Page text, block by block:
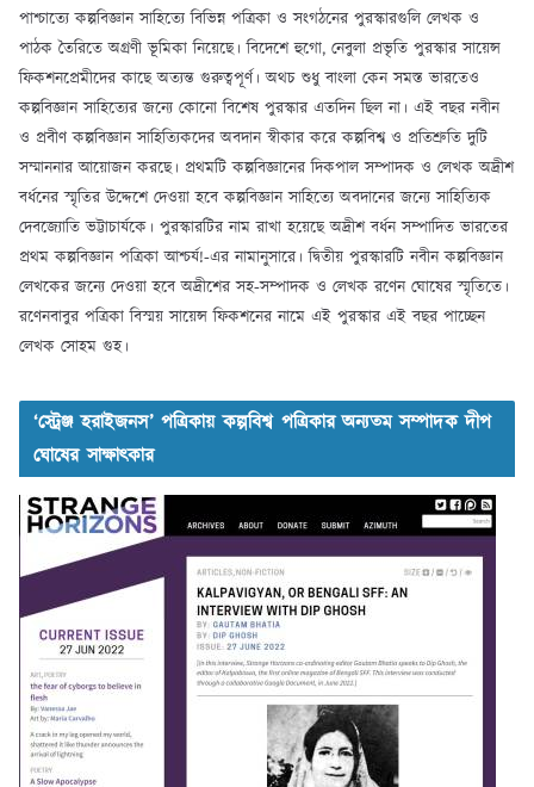
পাশ্চাত্যে কল্পবিজ্ঞান সাহিত্যে বিভিন্ন পত্রিকা ও সংগঠনের পুরস্কারগুলি লেখক ও
পাঠক তৈরিতে অগ্রণী ভূমিকা নিয়েছে। বিদেশে হুগো, নেবুলা প্রভৃতি পুরস্কার সায়েন্স
ফিকশনপ্রেমীদের কাছে অত্যন্ত গুরুত্বপূর্ণ। অথচ শুধু বাংলা কেন সমস্ত ভারতেও
কল্পবিজ্ঞান সাহিত্যের জন্যে কোনো বিশেষ পুরস্কার এতদিন ছিল না। এই বছর নবীন
ও প্রবীণ কল্পবিজ্ঞান সাহিত্যিকদের অবদান স্বীকার করে কল্পবিশ্ব ও প্রতিশ্রুতি দুটি
সম্মাননার আয়োজন করছে। প্রথমটি কল্পবিজ্ঞানের দিকপাল সম্পাদক ও লেখক অদ্রীশ
বর্ধনের স্মৃতির উদ্দেশে দেওয়া হবে কল্পবিজ্ঞান সাহিত্যে অবদানের জন্যে সাহিত্যিক
দেবজ্যোতি ভট্টাচার্যকে। পুরস্কারটির নাম রাখা হয়েছে অদ্রীশ বর্ধন সম্পাদিত ভারতের
প্রথম কল্পবিজ্ঞান পত্রিকা আশ্চর্য!-এর নামানুসারে। দ্বিতীয় পুরস্কারটি নবীন কল্পবিজ্ঞান
লেখকের জন্যে দেওয়া হবে অদ্রীশের সহ-সম্পাদক ও লেখক রণেন ঘোষের স্মৃতিতে।
রণেনবাবুর পত্রিকা বিস্ময় সায়েন্স ফিকশনের নামে এই পুরস্কার এই বছর পাচ্ছেন
লেখক সোহম গুহ।
‘স্ট্রেঞ্জ হরাইজনস’ পত্রিকায় কল্পবিশ্ব পত্রিকার অন্যতম সম্পাদক দীপ
ঘোষের সাক্ষাৎকার